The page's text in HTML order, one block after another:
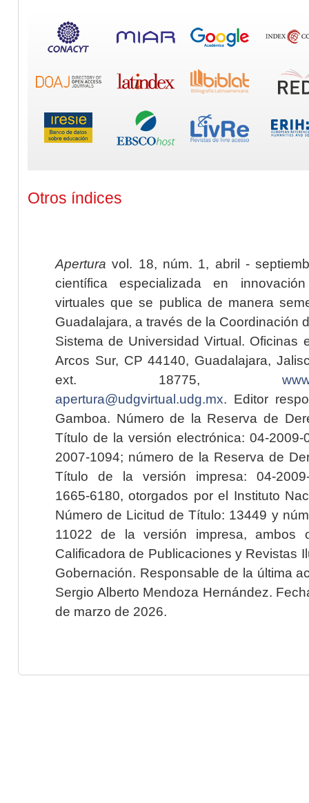
Otros índices
Apertura vol. 18, núm. 1, abril -
científica especializada en
virtuales que se publica de manera
Guadalajara, a través de la Coordinación
Sistema de Universidad Virtual. Oficinas
Arcos Sur, CP 44140, Guadalajara,
ext. 18775,
apertura@udgvirtual.udg.mx. Editor
Gamboa. Número de la Reserva de
Título de la versión electrónica: 04-2009-
2007-1094; número de la Reserva de
Título de la versión impresa: 04-2009-
1665-6180, otorgados por el Instituto
Número de Licitud de Título: 13449 y
11022 de la versión impresa, ambos
Calificadora de Publicaciones y Revistas
Gobernación. Responsable de la última
Sergio Alberto Mendoza Hernández.
de marzo de 2026.